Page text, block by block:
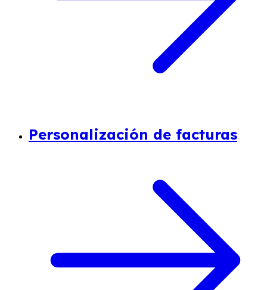
Personalización de facturas